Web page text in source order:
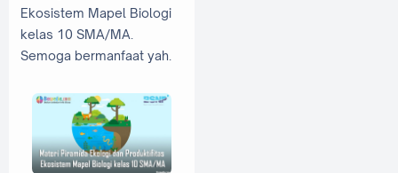
Ekosistem Mapel Biologi
kelas 10 SMA/MA.
Semoga bermanfaat yah.